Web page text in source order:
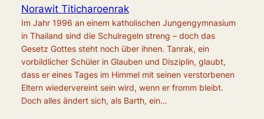
Norawit Titicharoenrak
Im Jahr 1996 an einem katholischen Jungengymnasium
in Thailand sind die Schulregeln streng – doch das
Gesetz Gottes steht noch über ihnen. Tanrak, ein
vorbildlicher Schüler in Glauben und Disziplin, glaubt,
dass er eines Tages im Himmel mit seinen verstorbenen
Eltern wiedervereint sein wird, wenn er fromm bleibt.
Doch alles ändert sich, als Barth, ein…